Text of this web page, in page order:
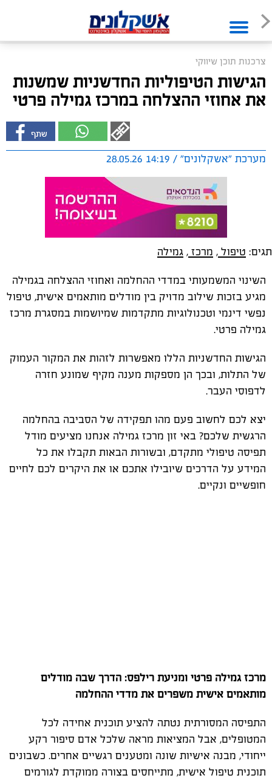
צרכנות תוכן שיווקי
הגישות הטיפוליות החדשניות שמשנות
את אחוזי ההצלחה במרכז גמילה פרטי
מערכת "אשקלונים" / 14:19 28.05.26
תגים: טיפול , מרכז , גמילה
השינוי המשמעותי במדדי ההחלמה ואחוזי ההצלחה בגמילה
מגיע בזכות שילוב מדויק בין מודלים מותאמים אישית, טיפול
נפשי דינמי וטכנולוגיות מתקדמות שמיושמות במסגרת מרכז
גמילה פרטי.
הגישות החדשניות הללו מאפשרות לזהות את המקור העמוק
של התלות, ובכך הן מספקות מענה מקיף שמונע חזרה
לדפוסי העבר.
יצא לכם לחשוב פעם מהו תפקידה של הסביבה בהחלמה
הרגשית שלכם? באי זון מרכז גמילה אנחנו מציעים מודל
תפיסה טיפולי מתקדם, ובשורות הבאות תקבלו את כל
המידע על הדרכים שיובילו אתכם או את היקרים לכם לחיים
חופשיים ונקיים.
מרכז גמילה פרטי ומניעת רילפס: הדרך שבה מודלים
מותאמים אישית משפרים את מדדי ההחלמה
התפיסה המסורתית נטתה להציע תוכנית אחידה לכל
המטופלים, אבל המציאות מראה שלכל אדם סיפור רקע
ייחודי, מבנה אישיות שונה ומטענים רגשיים אחרים. כשבונים
תוכנית טיפול אישית, מתייחסים בצורה ממוקדת לגורמים